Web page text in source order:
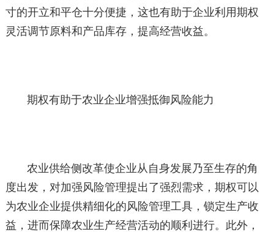
寸的开立和平仓十分便捷，这也有助于企业利用期权
灵活调节原料和产品库存，提高经营收益。
期权有助于农业企业增强抵御风险能力
农业供给侧改革使企业从自身发展乃至生存的角
度出发，对加强风险管理提出了强烈需求，期权可以
为农业企业提供精细化的风险管理工具，锁定生产收
益，进而保障农业生产经营活动的顺利进行。此外，